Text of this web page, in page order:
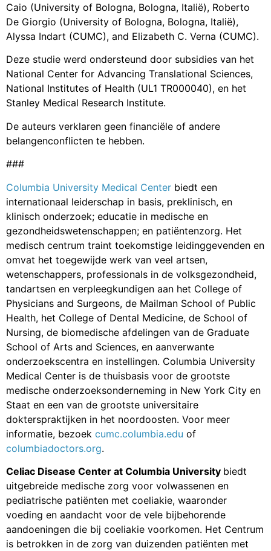
Caio (University of Bologna, Bologna, Italië), Roberto
De Giorgio (University of Bologna, Bologna, Italië),
Alyssa Indart (CUMC), and Elizabeth C. Verna (CUMC).
Deze studie werd ondersteund door subsidies van het
National Center for Advancing Translational Sciences,
National Institutes of Health (UL1 TR000040), en het
Stanley Medical Research Institute.
De auteurs verklaren geen financiële of andere
belangenconflicten te hebben.
###
Columbia University Medical Center biedt een
internationaal leiderschap in basis, preklinisch, en
klinisch onderzoek; educatie in medische en
gezondheidswetenschappen; en patiëntenzorg. Het
medisch centrum traint toekomstige leidinggevenden en
omvat het toegewijde werk van veel artsen,
wetenschappers, professionals in de volksgezondheid,
tandartsen en verpleegkundigen aan het College of
Physicians and Surgeons, de Mailman School of Public
Health, het College of Dental Medicine, de School of
Nursing, de biomedische afdelingen van de Graduate
School of Arts and Sciences, en aanverwante
onderzoekscentra en instellingen. Columbia University
Medical Center is de thuisbasis voor de grootste
medische onderzoeksonderneming in New York City en
Staat en een van de grootste universitaire
dokterspraktijken in het noordoosten. Voor meer
informatie, bezoek cumc.columbia.edu of
columbiadoctors.org.
Celiac Disease Center at Columbia University biedt
uitgebreide medische zorg voor volwassenen en
pediatrische patiënten met coeliakie, waaronder
voeding en aandacht voor de vele bijbehorende
aandoeningen die bij coeliakie voorkomen. Het Centrum
is betrokken in de zorg van duizenden patiënten met